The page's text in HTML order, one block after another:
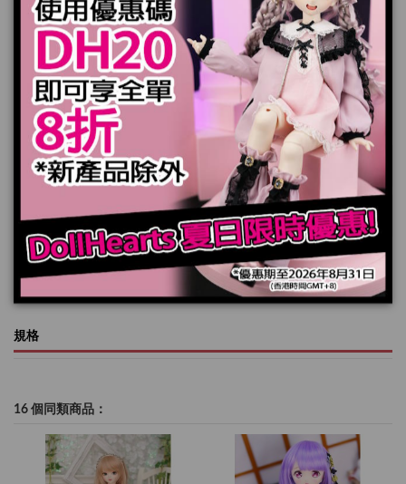
產品實際顏色可能會跟顯示器上稍有差別
7-14天個工作天送出
加入購物車
規格
16 個同類商品：